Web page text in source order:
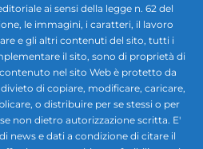
ai sensi della legge n. 62 del
le immagini, i caratteri, il lavoro
e gli altri contenuti del sito, tutti i
il sito, sono di proprietà di
nel sito Web è protetto da
di copiare, modificare, caricare,
o distribuire per se stessi o per
non dietro autorizzazione scritta. E'
news e dati a condizione di citare il